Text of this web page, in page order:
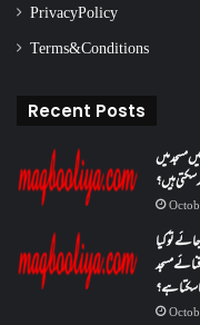
Privacy Policy
Terms & Conditions
Recent Posts
مسجد میں
ہیں؟
تو کیا
مسجد
سکتا ہے؟